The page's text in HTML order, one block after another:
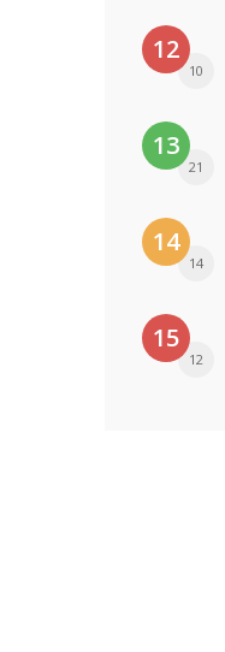
12
10
13
21
14
14
15
12